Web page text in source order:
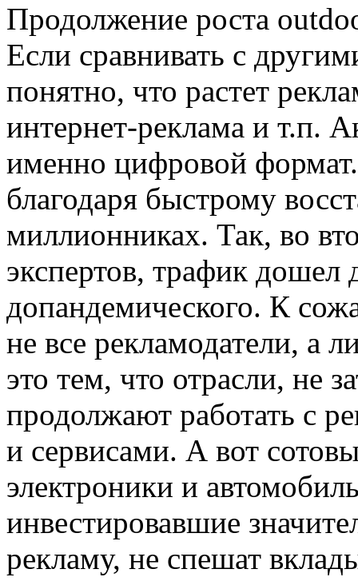
Продолжение роста
Если сравнивать с
понятно, что растет
интернет-реклама и т.п.
именно цифровой
благодаря быстрому
миллионниках. Так, во
экспертов, трафик дошел
допандемического. К
не все рекламодатели, а
это тем, что отрасли, не
продолжают работать с
и сервисами. А вот
электроники и
инвестировавшие
рекламу, не спешат